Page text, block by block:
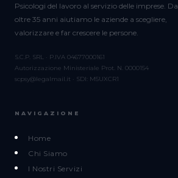
Psicologi del lavoro al servizio delle imprese. Da
oltre 35 anni aiutiamo le aziende a scegliere,
valorizzare e far crescere le persone.
S.C.P. SRL · P.IVA 04677000161
Autorizzazione Ministeriale Prot. N. 0000154
scpsy@legalmail.it · SDI: M5UXCR1
NAVIGAZIONE
Home
Chi Siamo
I Nostri Servizi